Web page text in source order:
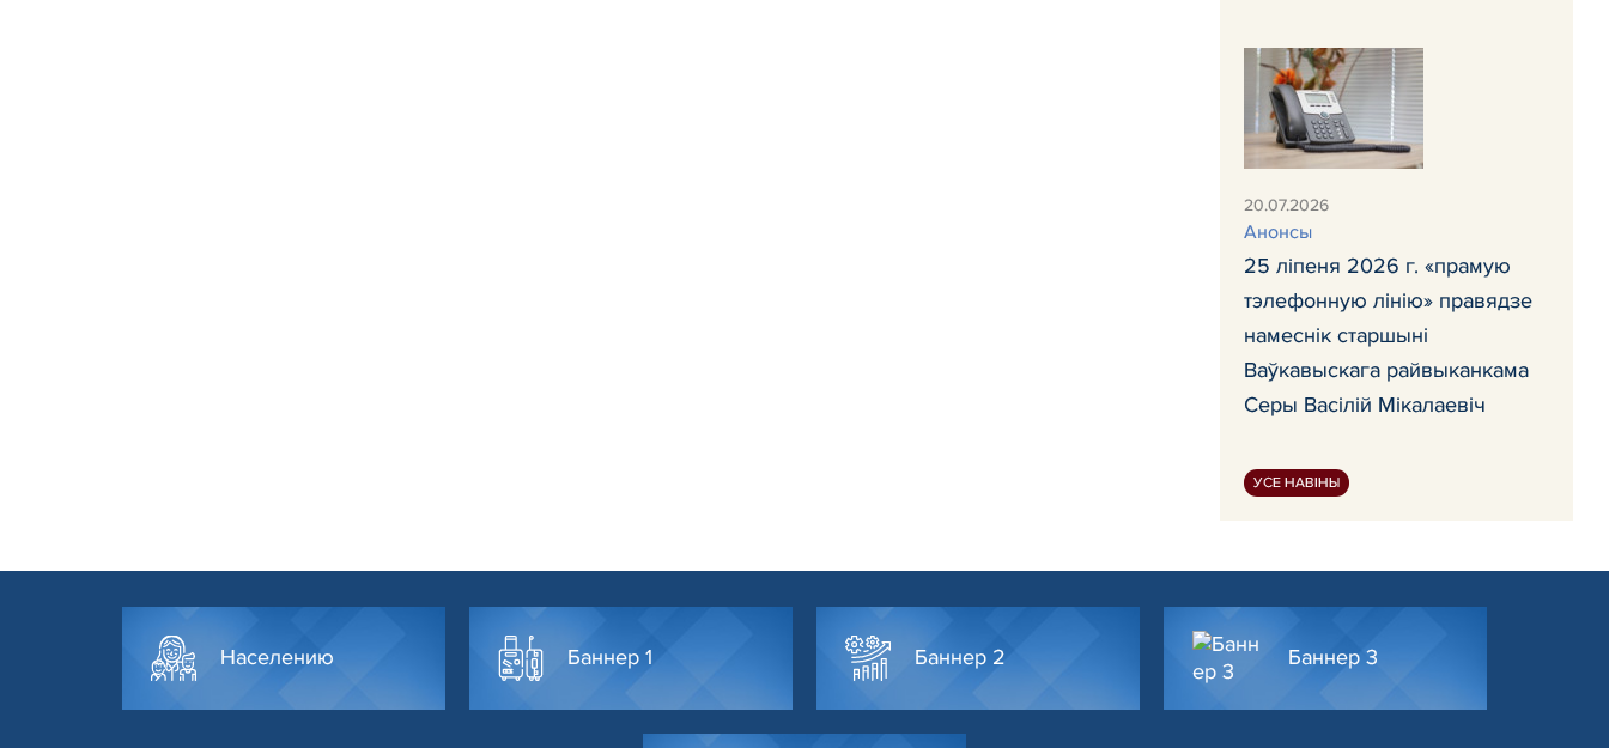
20.07.2026
Анонсы
25 ліпеня 2026 г. «прамую
тэлефонную лінію» правядзе
намеснік старшыні
Ваўкавыскага райвыканкама
Серы Васілій Мікалаевіч
УСЕ НАВІНЫ
Населению Баннер 1 Баннер 2 Баннер 3